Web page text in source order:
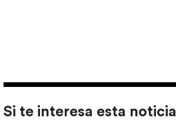
Si te interesa esta noticia